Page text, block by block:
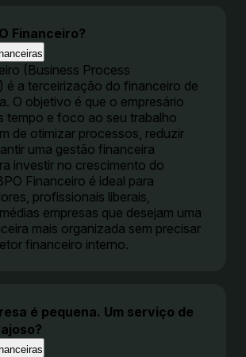
Financeiro?
(Business Process
é a terceirização do financeiro de
O objetivo é que o empresário
tempo e foco ao seu trabalho
de otimizar processos, reduzir
uma gestão financeira
investir no crescimento do
Financeiro é ideal para
profissionais liberais,
empresas que desejam uma
mais organizada sem precisar
financeiro interno.
é pequena. Um serviço de